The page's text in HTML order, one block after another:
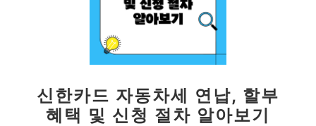
신한카드 자동차세 연납, 할부
혜택 및 신청 절차 알아보기